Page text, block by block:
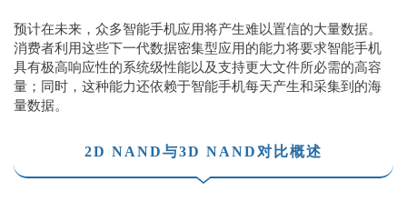
预计在未来，众多智能手机应用将产生难以置信的大量数据。
消费者利用这些下一代数据密集型应用的能力将要求智能手机
具有极高响应性的系统级性能以及支持更大文件所必需的高容
量；同时，这种能力还依赖于智能手机每天产生和采集到的海
量数据。
2D NAND与3D NAND对比概述